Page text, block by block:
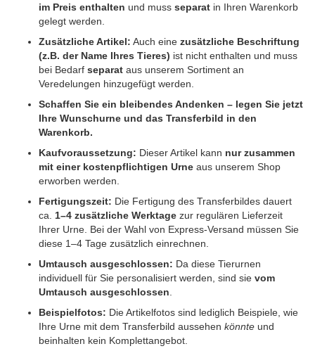
im Preis enthalten und muss separat in Ihren Warenkorb
gelegt werden.
Zusätzliche Artikel: Auch eine zusätzliche Beschriftung
(z.B. der Name Ihres Tieres) ist nicht enthalten und muss
bei Bedarf separat aus unserem Sortiment an
Veredelungen hinzugefügt werden.
Schaffen Sie ein bleibendes Andenken – legen Sie jetzt
Ihre Wunschurne und das Transferbild in den
Warenkorb.
Kaufvoraussetzung: Dieser Artikel kann nur zusammen
mit einer kostenpflichtigen Urne aus unserem Shop
erworben werden.
Fertigungszeit: Die Fertigung des Transferbildes dauert
ca. 1–4 zusätzliche Werktage zur regulären Lieferzeit
Ihrer Urne. Bei der Wahl von Express-Versand müssen Sie
diese 1–4 Tage zusätzlich einrechnen.
Umtausch ausgeschlossen: Da diese Tierurnen
individuell für Sie personalisiert werden, sind sie vom
Umtausch ausgeschlossen.
Beispielfotos: Die Artikelfotos sind lediglich Beispiele, wie
Ihre Urne mit dem Transferbild aussehen könnte und
beinhalten kein Komplettangebot.